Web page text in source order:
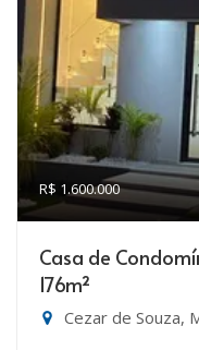
R$ 1.600.000
Casa de
176m²
Cezar de Souza,